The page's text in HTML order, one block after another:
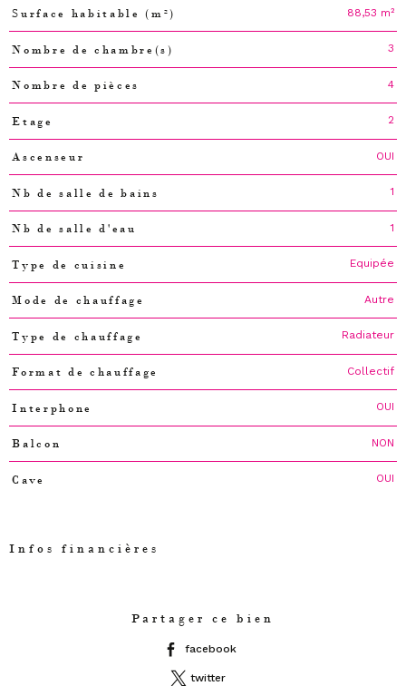
Surface habitable (m²) 88,53 m²
Nombre de chambre(s) 3
Nombre de pièces 4
Etage 2
Ascenseur OUI
Nb de salle de bains 1
Nb de salle d'eau 1
Type de cuisine Equipée
Mode de chauffage Autre
Type de chauffage Radiateur
Format de chauffage Collectif
Interphone OUI
Balcon NON
Cave OUI
Infos financières
Partager ce bien
facebook
twitter